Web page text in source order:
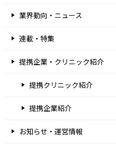
業界動向・ニュース
連載・特集
提携企業・クリニック紹介
提携クリニック紹介
提携企業紹介
お知らせ・運営情報